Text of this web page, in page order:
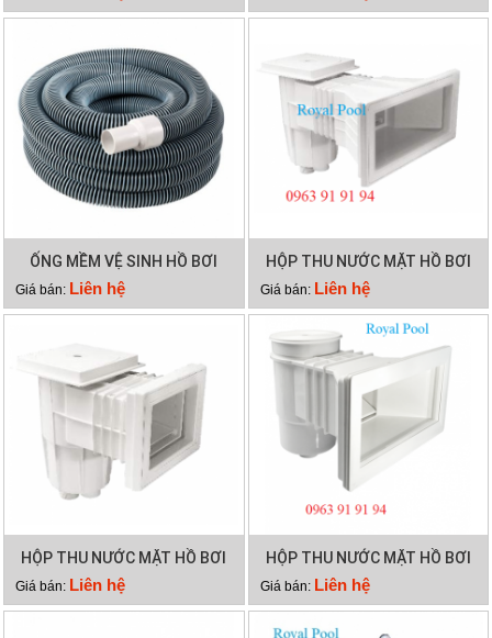
2500
ỐNG MỀM VỆ SINH HỒ BƠI
12M 2 LỚP
Giá bán: Liên hệ
HỘP THU NƯỚC MẶT HỒ BƠI
EMAUX EM0140
Giá bán: Liên hệ
HỘP THU NƯỚC MẶT HỒ BƠI
EMAUX EM0130
Giá bán: Liên hệ
HỘP THU NƯỚC MẶT HỒ BƠI
EMAUX EM0020
Giá bán: Liên hệ